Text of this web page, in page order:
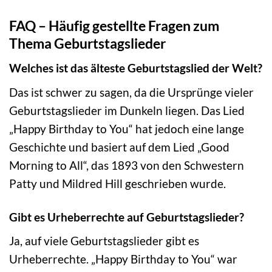
FAQ – Häufig gestellte Fragen zum
Thema Geburtstagslieder
Welches ist das älteste Geburtstagslied der Welt?
Das ist schwer zu sagen, da die Ursprünge vieler
Geburtstagslieder im Dunkeln liegen. Das Lied
„Happy Birthday to You“ hat jedoch eine lange
Geschichte und basiert auf dem Lied „Good
Morning to All“, das 1893 von den Schwestern
Patty und Mildred Hill geschrieben wurde.
Gibt es Urheberrechte auf Geburtstagslieder?
Ja, auf viele Geburtstagslieder gibt es
Urheberrechte. „Happy Birthday to You“ war